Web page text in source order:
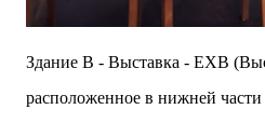
Здание B - Выставка - EXB
расположенное в нижней части